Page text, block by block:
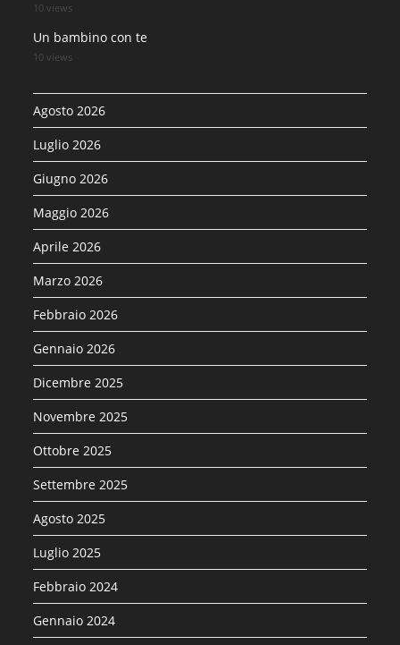
10 views
Un bambino con te
10 views
Agosto 2026
Luglio 2026
Giugno 2026
Maggio 2026
Aprile 2026
Marzo 2026
Febbraio 2026
Gennaio 2026
Dicembre 2025
Novembre 2025
Ottobre 2025
Settembre 2025
Agosto 2025
Luglio 2025
Febbraio 2024
Gennaio 2024